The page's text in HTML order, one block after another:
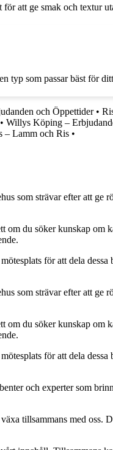
att ge smak och textur
typ som passar bäst för
och Öppettider•
• Willys Köping –
– Lamm och Ris •
som strävar efter att ge
om du söker kunskap om
för att dela dessa
som strävar efter att ge
om du söker kunskap om
för att dela dessa
och experter som
tillsammans med oss.